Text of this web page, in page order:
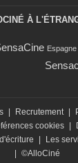
À
Espagne
Recrutement
cookies
Les
©AlloCiné